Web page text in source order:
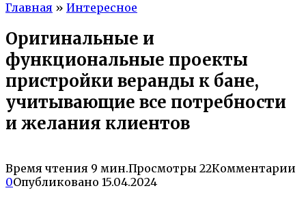
Главная » Интересное
Оригинальные и
функциональные проекты
пристройки веранды к бане,
учитывающие все потребности
и желания клиентов
Время чтения 9 мин.Просмотры 22Комментарии
0Опубликовано 15.04.2024